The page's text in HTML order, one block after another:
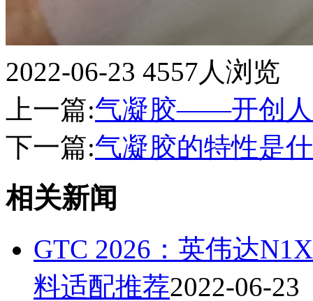
2022-06-23 4557人浏览
上一篇:气凝胶——开创人
下一篇:气凝胶的特性是
相关新闻
GTC 2026：英伟达
料适配推荐2022-06-23